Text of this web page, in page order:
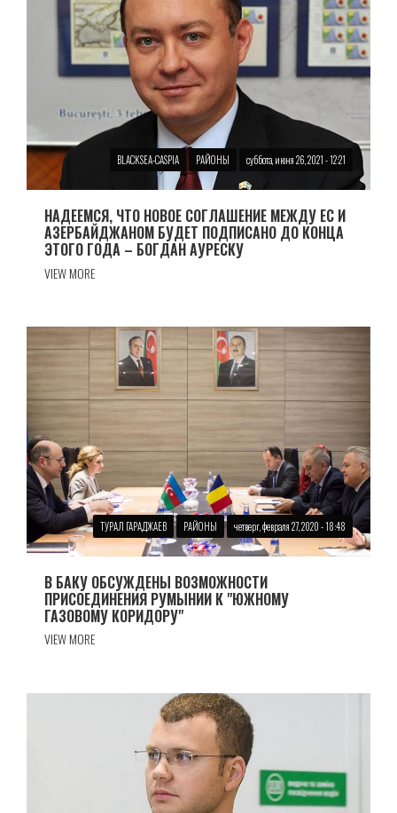
BLACKSEA-CASPIA РАЙОНЫ суббота, июня 26, 2021 - 12:21
НАДЕЕМСЯ, ЧТО НОВОЕ СОГЛАШЕНИЕ МЕЖДУ ЕС И
АЗЕРБАЙДЖАНОМ БУДЕТ ПОДПИСАНО ДО КОНЦА
ЭТОГО ГОДА – БОГДАН АУРЕСКУ
VIEW MORE
ТУРАЛ ГАРАДЖАЕВ РАЙОНЫ четверг, февраля 27, 2020 - 18:48
В БАКУ ОБСУЖДЕНЫ ВОЗМОЖНОСТИ
ПРИСОЕДИНЕНИЯ РУМЫНИИ К "ЮЖНОМУ
ГАЗОВОМУ КОРИДОРУ"
VIEW MORE